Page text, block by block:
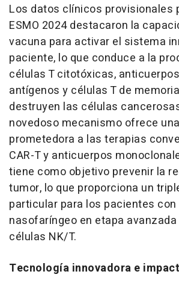
Los datos clínicos provisionales
ESMO 2024 destacaron la
vacuna para activar el sistema
paciente, lo que conduce a la
células T citotóxicas,
antígenos y células T de
destruyen las células
novedoso mecanismo ofrece
prometedora a las terapias
CAR-T y anticuerpos
tiene como objetivo prevenir la
tumor, lo que proporciona un
particular para los pacientes
nasofaríngeo en etapa
células NK/T.
Tecnología innovadora e